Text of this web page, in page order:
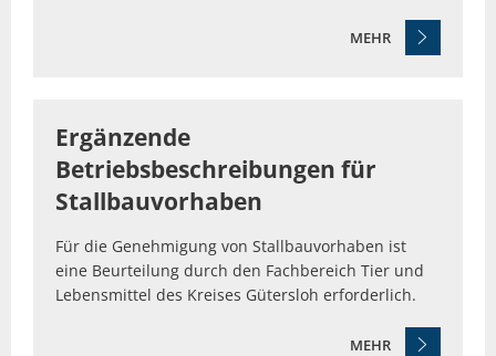
MEHR
Ergänzende
Betriebsbeschreibungen für
Stallbauvorhaben
Für die Genehmigung von Stallbauvorhaben ist
eine Beurteilung durch den Fachbereich Tier und
Lebensmittel des Kreises Gütersloh erforderlich.
MEHR